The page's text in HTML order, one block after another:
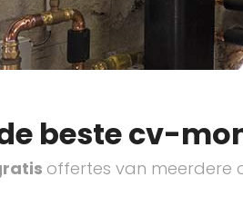
beste cv-
offertes van meerdere